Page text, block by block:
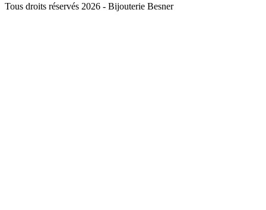
Tous droits réservés 2026 - Bijouterie Besner